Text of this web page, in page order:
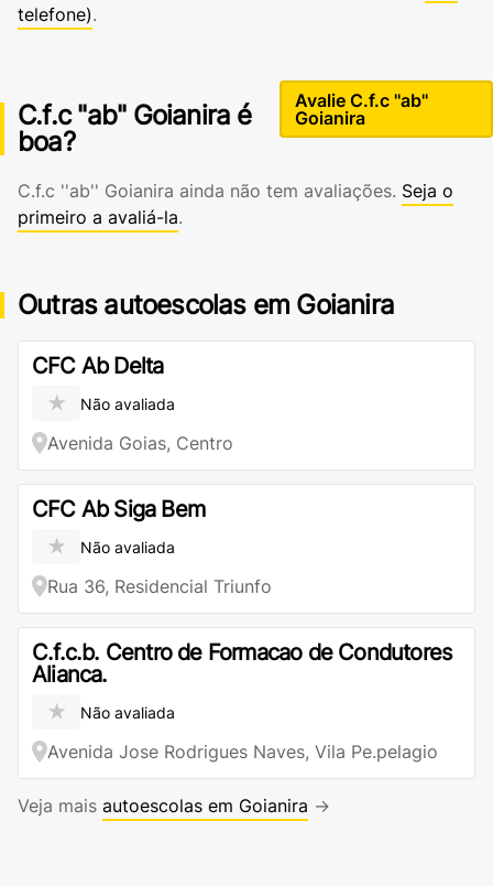
telefone).
C.f.c ''ab'' Goianira é
boa?
Avalie C.f.c ''ab''
Goianira
C.f.c ''ab'' Goianira ainda não tem avaliações. Seja o
primeiro a avaliá-la.
Outras autoescolas em Goianira
CFC Ab Delta
★ Não avaliada
Avenida Goias, Centro
CFC Ab Siga Bem
★ Não avaliada
Rua 36, Residencial Triunfo
C.f.c.b. Centro de Formacao de Condutores
Alianca.
★ Não avaliada
Avenida Jose Rodrigues Naves, Vila Pe.pelagio
Veja mais autoescolas em Goianira →